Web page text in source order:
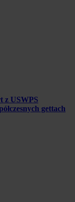
z USWPS
gettach